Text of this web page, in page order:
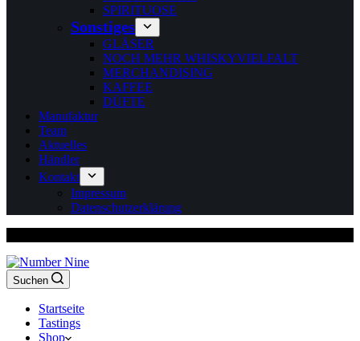
SPIRITUOSE
Sonstiges
GLÄSER
NOCH MEHR WHISKYVIELFALT
MERCHANDISING
KAFFEE
DÜFTE
Manufaktur
Team
Aktuelles
Händler
Kontakt
Impressum
Datenschutzerklärung
Suchen
Startseite
Tastings
Shop